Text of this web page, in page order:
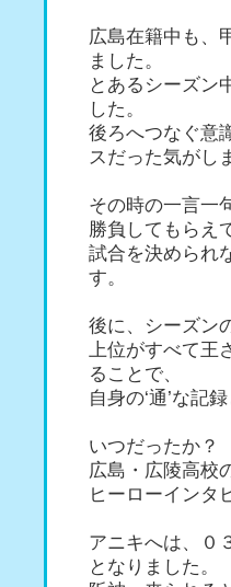
広島在籍中も、
ました。
とあるシーズン
した。
後ろへつなぐ意
スだった気がし
その時の一言一
勝負してもらえ
試合を決められ
す。
後に、シーズン
上位がすべて王
ることで、
自身の‘通’な記
いつだったか？
広島・広陵高校
ヒーローインタ
アニキへは、０
となりました。